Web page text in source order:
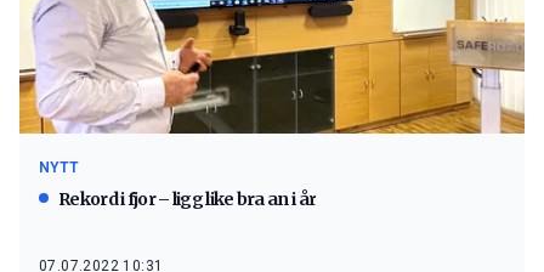
NYTT
Rekord i fjor – ligg like bra an i år
07.07.2022 10:31